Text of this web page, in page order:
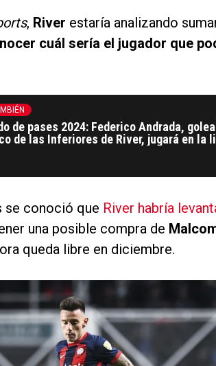
, River estaría analizando
cuál sería el jugador que
de pases 2024: Federico Andrada,
de las Inferiores de River, jugará en la
se conoció que River habría
una posible compra de
queda libre en diciembre.